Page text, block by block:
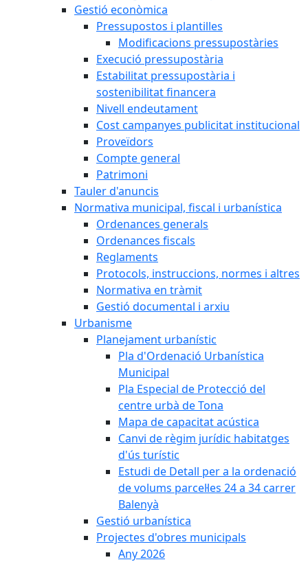
Gestió econòmica
Pressupostos i plantilles
Modificacions pressupostàries
Execució pressupostària
Estabilitat pressupostària i
sostenibilitat financera
Nivell endeutament
Cost campanyes publicitat institucional
Proveïdors
Compte general
Patrimoni
Tauler d'anuncis
Normativa municipal, fiscal i urbanística
Ordenances generals
Ordenances fiscals
Reglaments
Protocols, instruccions, normes i altres
Normativa en tràmit
Gestió documental i arxiu
Urbanisme
Planejament urbanístic
Pla d'Ordenació Urbanística
Municipal
Pla Especial de Protecció del
centre urbà de Tona
Mapa de capacitat acústica
Canvi de règim jurídic habitatges
d'ús turístic
Estudi de Detall per a la ordenació
de volums parcel·les 24 a 34 carrer
Balenyà
Gestió urbanística
Projectes d'obres municipals
Any 2026